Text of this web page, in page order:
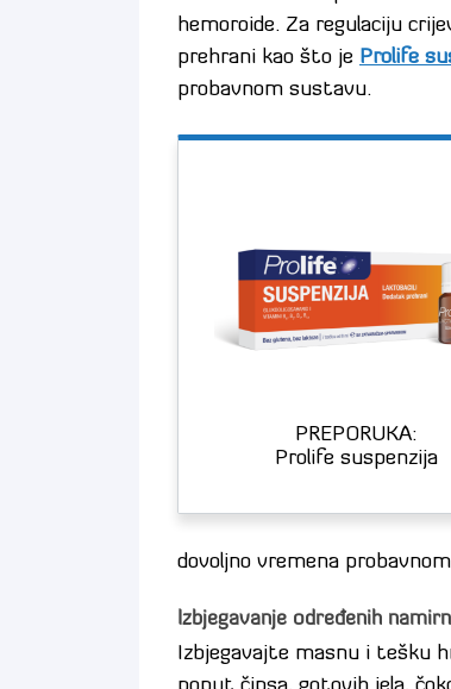
hemoroide. Za regulaciju
prehrani kao što je Prolife
probavnom sustavu.
PREPORUKA:
Prolife suspenzija
dovoljno vremena
Izbjegavanje određenih
Izbjegavajte masnu i tešku